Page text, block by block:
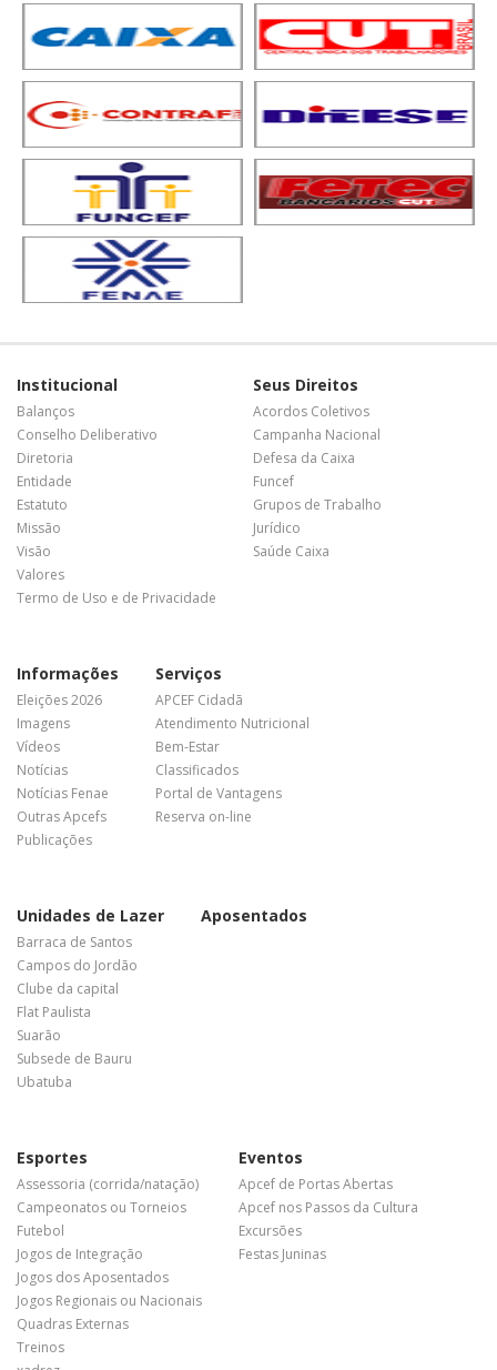
Institucional
Balanços
Conselho Deliberativo
Diretoria
Entidade
Estatuto
Missão
Visão
Valores
Termo de Uso e de Privacidade
Seus Direitos
Acordos Coletivos
Campanha Nacional
Defesa da Caixa
Funcef
Grupos de Trabalho
Jurídico
Saúde Caixa
Informações
Eleições 2026
Imagens
Vídeos
Notícias
Notícias Fenae
Outras Apcefs
Publicações
Serviços
APCEF Cidadã
Atendimento Nutricional
Bem-Estar
Classificados
Portal de Vantagens
Reserva on-line
Unidades de Lazer
Barraca de Santos
Campos do Jordão
Clube da capital
Flat Paulista
Suarão
Subsede de Bauru
Ubatuba
Aposentados
Esportes
Assessoria (corrida/natação)
Campeonatos ou Torneios
Futebol
Jogos de Integração
Jogos dos Aposentados
Jogos Regionais ou Nacionais
Quadras Externas
Treinos
Eventos
Apcef de Portas Abertas
Apcef nos Passos da Cultura
Excursões
Festas Juninas